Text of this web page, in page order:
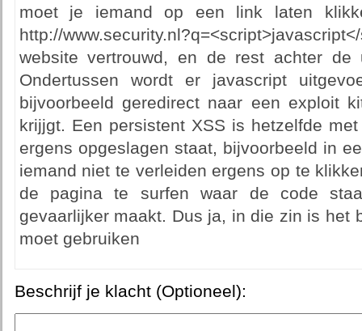
moet je iemand op een link laten
http://
website vertrouwd, en de rest achter de
Ondertussen wordt er javascript
bijvoorbeeld geredirect naar een exploit
krijjgt. Een persistent XSS is hetzelfde
ergens opgeslagen staat, bijvoorbeeld in
iemand niet te verleiden ergens op te
de pagina te surfen waar de code
gevaarlijker maakt. Dus ja, in die zin is het
moet gebruiken
Beschrijf je klacht (Optioneel):